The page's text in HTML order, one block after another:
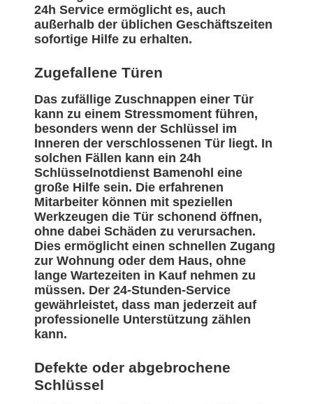
24h Service ermöglicht es, auch
außerhalb der üblichen Geschäftszeiten
sofortige Hilfe zu erhalten.
Zugefallene Türen
Das zufällige Zuschnappen einer Tür
kann zu einem Stressmoment führen,
besonders wenn der Schlüssel im
Inneren der verschlossenen Tür liegt. In
solchen Fällen kann ein 24h
Schlüsselnotdienst Bamenohl eine
große Hilfe sein. Die erfahrenen
Mitarbeiter können mit speziellen
Werkzeugen die Tür schonend öffnen,
ohne dabei Schäden zu verursachen.
Dies ermöglicht einen schnellen Zugang
zur Wohnung oder dem Haus, ohne
lange Wartezeiten in Kauf nehmen zu
müssen. Der 24-Stunden-Service
gewährleistet, dass man jederzeit auf
professionelle Unterstützung zählen
kann.
Defekte oder abgebrochene
Schlüssel